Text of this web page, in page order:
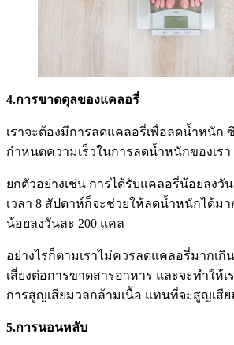
4.การขาดดุลของแคลอรี่
เราจะต้องมีการลดแคลอรี่เพื่อลดน้ำหนัก
กำหนดความเร็วในการลดน้ำหนักของเรา
ยกตัวอย่างเช่น การได้รับแคลอรี่น้อยลงวั
เวลา 8 สัปดาห์ก็จะช่วยให้ลดน้ำหนักได้ม
น้อยลงวันละ 200 แคล
อย่างไรก็ตามเราไม่ควรลดแคลอรี่มากเกิ
เสี่ยงต่อการขาดสารอาหาร และจะทำให้เ
การสูญเสียมวลกล้ามเนื้อ แทนที่จะสูญเสี
5.การนอนหลับ